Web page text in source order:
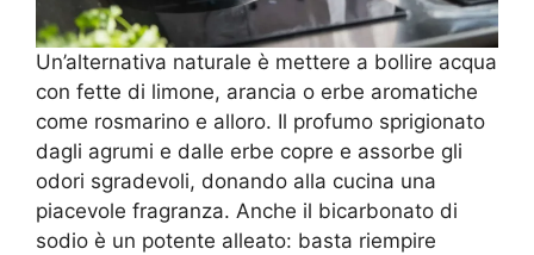
Un’alternativa naturale è mettere a bollire acqua
con fette di limone, arancia o erbe aromatiche
come rosmarino e alloro. Il profumo sprigionato
dagli agrumi e dalle erbe copre e assorbe gli
odori sgradevoli, donando alla cucina una
piacevole fragranza. Anche il bicarbonato di
sodio è un potente alleato: basta riempire